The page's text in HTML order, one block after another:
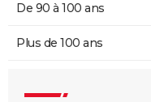
De 90 à 100 ans
Plus de 100 ans